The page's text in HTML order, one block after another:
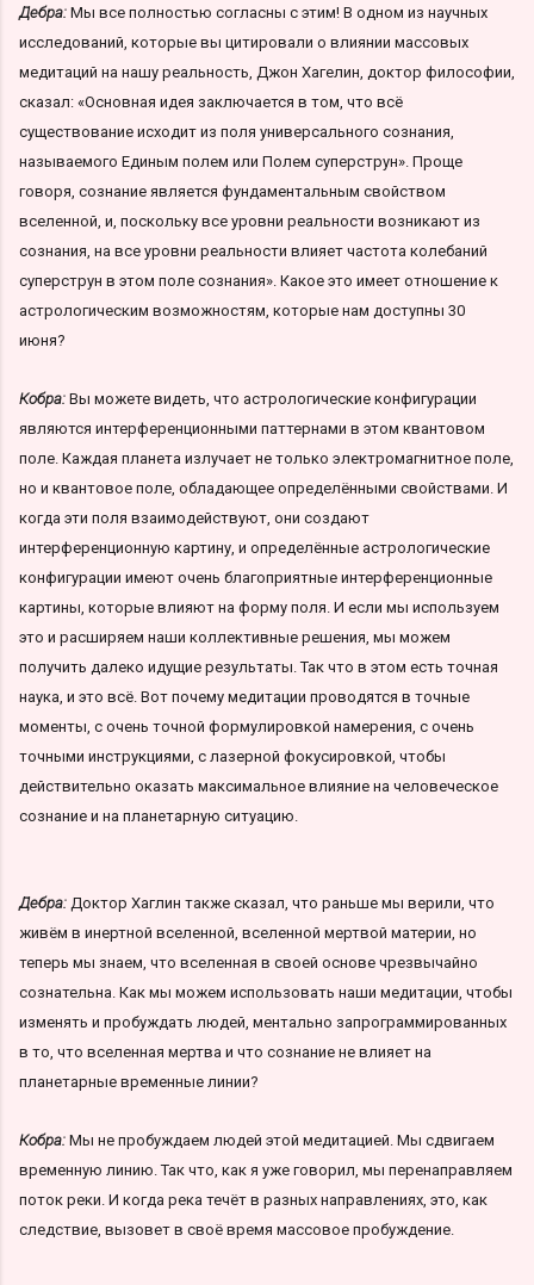
Дебра: Мы все полностью согласны с этим! В одном из научных
исследований, которые вы цитировали о влиянии массовых
медитаций на нашу реальность, Джон Хагелин, доктор философии,
сказал: «Основная идея заключается в том, что всё
существование исходит из поля универсального сознания,
называемого Единым полем или Полем суперструн». Проще
говоря, сознание является фундаментальным свойством
вселенной, и, поскольку все уровни реальности возникают из
сознания, на все уровни реальности влияет частота колебаний
суперструн в этом поле сознания». Какое это имеет отношение к
астрологическим возможностям, которые нам доступны 30
июня?
Кобра: Вы можете видеть, что астрологические конфигурации
являются интерференционными паттернами в этом квантовом
поле. Каждая планета излучает не только электромагнитное поле,
но и квантовое поле, обладающее определёнными свойствами. И
когда эти поля взаимодействуют, они создают
интерференционную картину, и определённые астрологические
конфигурации имеют очень благоприятные интерференционные
картины, которые влияют на форму поля. И если мы используем
это и расширяем наши коллективные решения, мы можем
получить далеко идущие результаты. Так что в этом есть точная
наука, и это всё. Вот почему медитации проводятся в точные
моменты, с очень точной формулировкой намерения, с очень
точными инструкциями, с лазерной фокусировкой, чтобы
действительно оказать максимальное влияние на человеческое
сознание и на планетарную ситуацию.
Дебра: Доктор Хаглин также сказал, что раньше мы верили, что
живём в инертной вселенной, вселенной мертвой материи, но
теперь мы знаем, что вселенная в своей основе чрезвычайно
сознательна. Как мы можем использовать наши медитации, чтобы
изменять и пробуждать людей, ментально запрограммированных
в то, что вселенная мертва и что сознание не влияет на
планетарные временные линии?
Кобра: Мы не пробуждаем людей этой медитацией. Мы сдвигаем
временную линию. Так что, как я уже говорил, мы перенаправляем
поток реки. И когда река течёт в разных направлениях, это, как
следствие, вызовет в своё время массовое пробуждение.